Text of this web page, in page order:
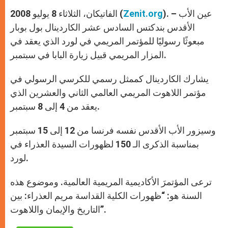
p
p e
r
o
k
الفاتيكان، الثلاثاء 8 يوليو 2008 (Zenit.org). – عين الأب
الأقدس بندكتس السادس عشر الكاردينال بول بوبار
مبعوثًا رسوليًا للمؤتمر المريمي في لورد الذي يعقد في
المزار المريمي قبيل زيارة البابا في سبتمبر.
يشارك الكاردينال كممثل رسمي للكرسي الرسولي في
مؤتمر اللاهوت المريمي العالمي الثاني والعشرين الذي
يعقد من 4 إلى 8 سبتمبر.
وسيزور الأب الأقدس نفسه فرنسا من 12 إلى 15 سبتمبر
بمناسبة الذكرى الـ 150 لظهورات السيدة العذراء في
لورد.
ترعى المؤتمرَ الأكاديمية المريمية العالمية. وموضوع هذه
السنة هو: “ظهورات الكلية القداسة مريم العذراء: بين
التاريخ والإيمان واللاهوت”.